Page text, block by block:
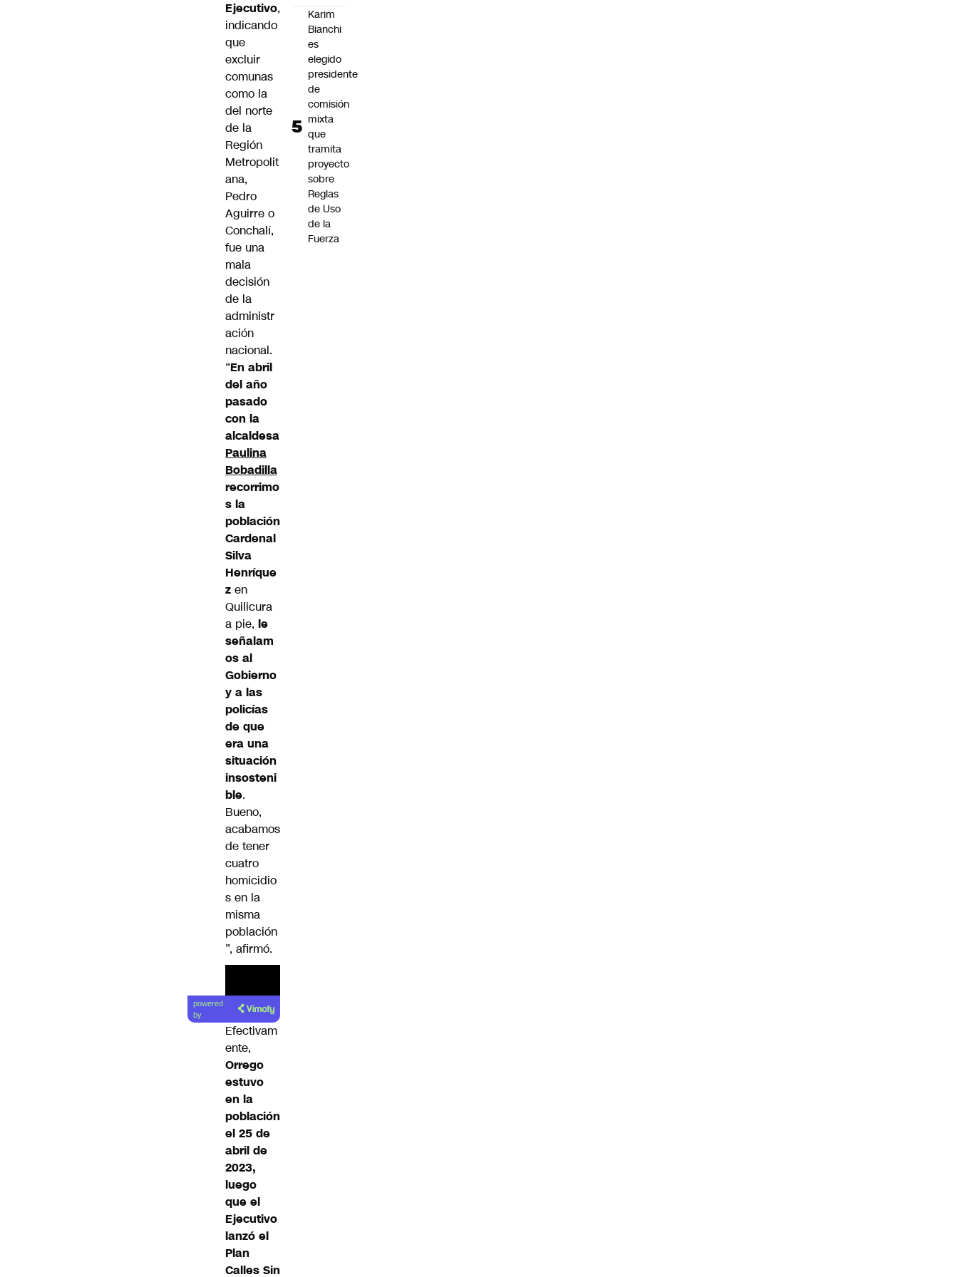
Ejecutivo,
indicando
que
excluir
comunas
como la
del norte
de la
Región
Metropolit
ana,
Pedro
Aguirre o
Conchalí,
fue una
mala
decisión
de la
administr
ación
nacional.
“En abril
del año
pasado
con la
alcaldesa
Paulina
Bobadilla
recorrimo
s la
población
Cardenal
Silva
Henríque
z en
Quilicura
a pie, le
señalam
os al
Gobierno
y a las
policías
de que
era una
situación
insosteni
ble.
Bueno,
acabamos
de tener
cuatro
homicidio
s en la
misma
población
”, afirmó.
powered
by
Efectivam
ente,
Orrego
estuvo
en la
población
el 25 de
abril de
2023,
luego
que el
Ejecutivo
lanzó el
Plan
Calles Sin
Karim
Bianchi
es
elegido
presidente
de
comisión
mixta
que
tramita
proyecto
sobre
Reglas
de Uso
de la
Fuerza